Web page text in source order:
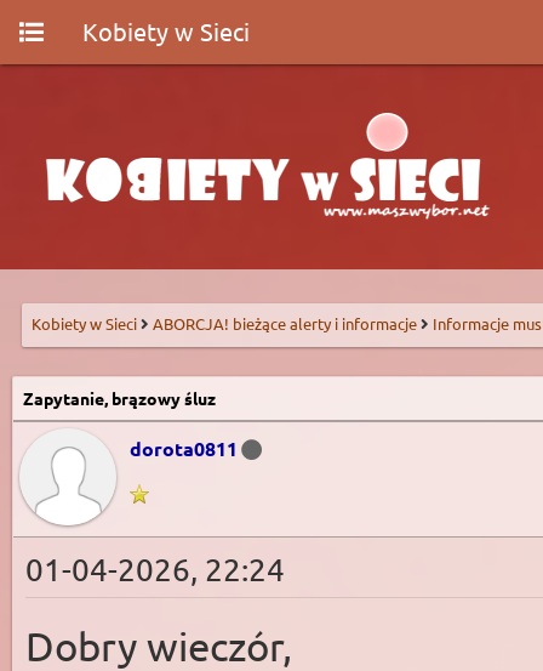
Kobiety w Sieci
Kobiety w Sieci ABORCJA! bieżące alerty i informacje Informacje
Zapytanie, brązowy śluz
dorota0811
01-04-2026, 22:24
Dobry wieczór,